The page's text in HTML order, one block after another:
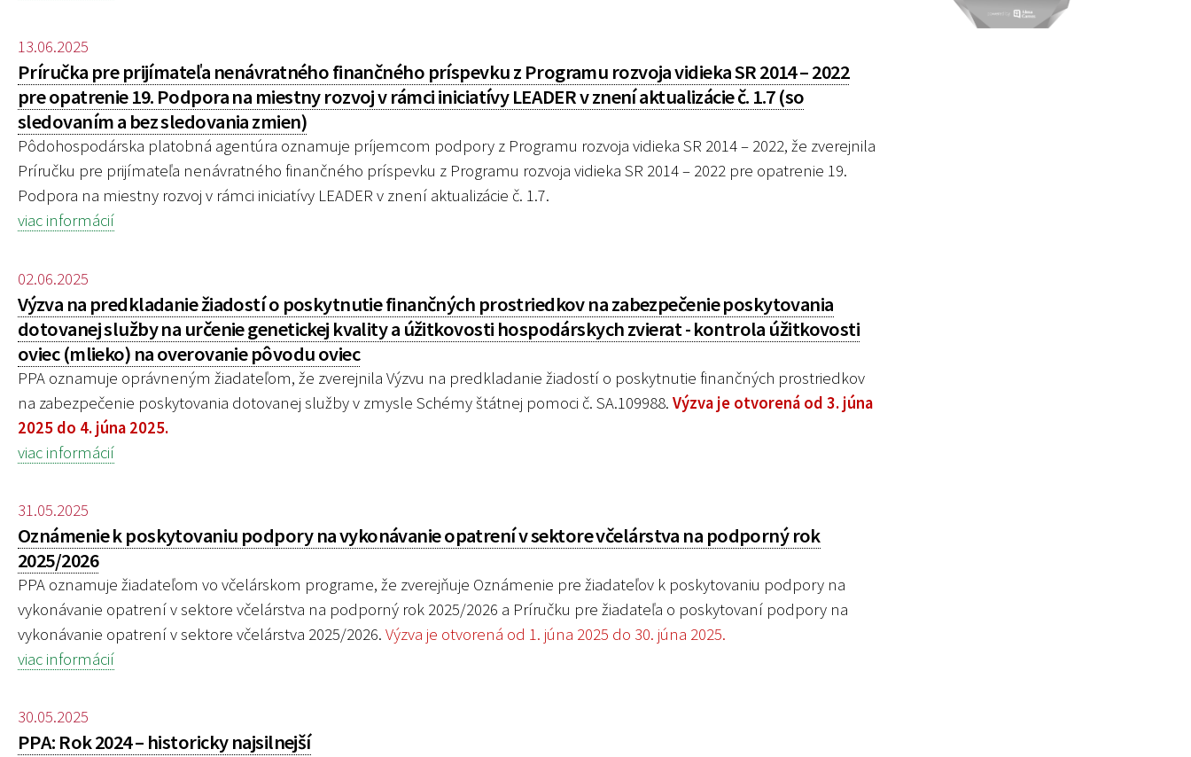
13.06.2025
Príručka pre prijímateľa nenávratného finančného príspevku z Programu rozvoja vidieka SR 2014 – 2022
pre opatrenie 19. Podpora na miestny rozvoj v rámci iniciatívy LEADER v znení aktualizácie č. 1.7 (so
sledovaním a bez sledovania zmien)
Pôdohospodárska platobná agentúra oznamuje príjemcom podpory z Programu rozvoja vidieka SR 2014 – 2022, že zverejnila
Príručku pre prijímateľa nenávratného finančného príspevku z Programu rozvoja vidieka SR 2014 – 2022 pre opatrenie 19.
Podpora na miestny rozvoj v rámci iniciatívy LEADER v znení aktualizácie č. 1.7.
viac informácií
02.06.2025
Výzva na predkladanie žiadostí o poskytnutie finančných prostriedkov na zabezpečenie poskytovania
dotovanej služby na určenie genetickej kvality a úžitkovosti hospodárskych zvierat - kontrola úžitkovosti
oviec (mlieko) na overovanie pôvodu oviec
PPA oznamuje oprávneným žiadateľom, že zverejnila Výzvu na predkladanie žiadostí o poskytnutie finančných prostriedkov
na zabezpečenie poskytovania dotovanej služby v zmysle Schémy štátnej pomoci č. SA.109988. Výzva je otvorená od 3. júna
2025 do 4. júna 2025.
viac informácií
31.05.2025
Oznámenie k poskytovaniu podpory na vykonávanie opatrení v sektore včelárstva na podporný rok
2025/2026
PPA oznamuje žiadateľom vo včelárskom programe, že zverejňuje Oznámenie pre žiadateľov k poskytovaniu podpory na
vykonávanie opatrení v sektore včelárstva na podporný rok 2025/2026 a Príručku pre žiadateľa o poskytovaní podpory na
vykonávanie opatrení v sektore včelárstva 2025/2026. Výzva je otvorená od 1. júna 2025 do 30. júna 2025.
viac informácií
30.05.2025
PPA: Rok 2024 – historicky najsilnejší